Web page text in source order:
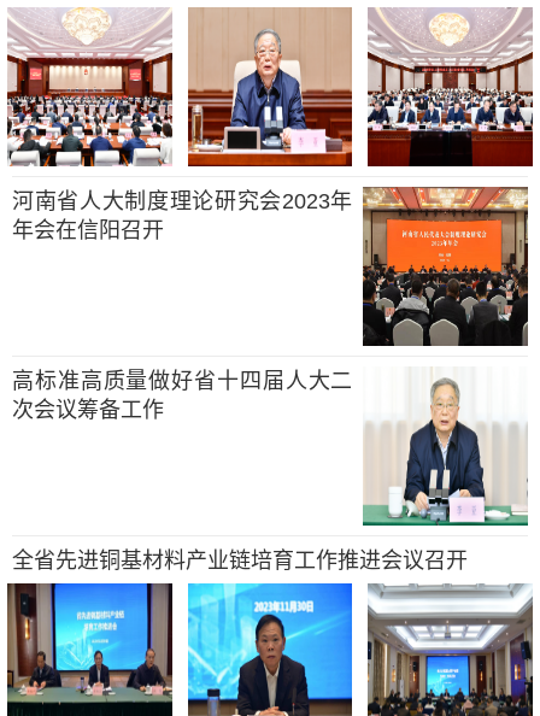
河南省人大制度理论研究会2023年
年会在信阳召开
高标准高质量做好省十四届人大二
次会议筹备工作
全省先进铜基材料产业链培育工作推进会议召开